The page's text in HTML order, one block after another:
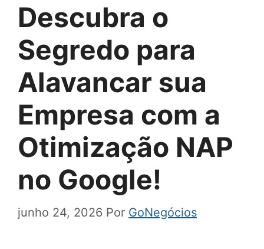
Descubra o
Segredo para
Alavancar sua
Empresa com a
Otimização NAP
no Google!
junho 24, 2026 Por GoNegócios